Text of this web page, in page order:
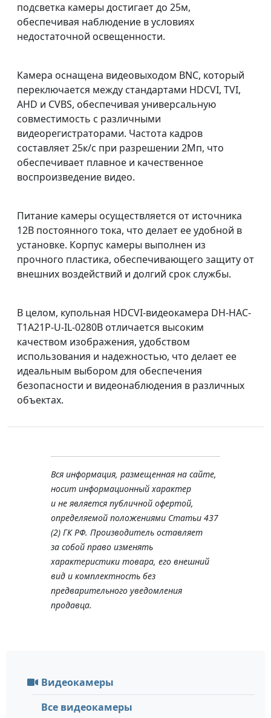
подсветка камеры достигает до 25м,
обеспечивая наблюдение в условиях
недостаточной освещенности.
Камера оснащена видеовыходом BNC, который
переключается между стандартами HDCVI, TVI,
AHD и CVBS, обеспечивая универсальную
совместимость с различными
видеорегистраторами. Частота кадров
составляет 25к/с при разрешении 2Мп, что
обеспечивает плавное и качественное
воспроизведение видео.
Питание камеры осуществляется от источника
12В постоянного тока, что делает ее удобной в
установке. Корпус камеры выполнен из
прочного пластика, обеспечивающего защиту от
внешних воздействий и долгий срок службы.
В целом, купольная HDCVI-видеокамера DH-HAC-
T1A21P-U-IL-0280B отличается высоким
качеством изображения, удобством
использования и надежностью, что делает ее
идеальным выбором для обеспечения
безопасности и видеонаблюдения в различных
объектах.
Вся информация, размещенная на сайте,
носит информационный характер
и не является публичной офертой,
определяемой положениями Статьи 437
(2) ГК РФ. Производитель оставляет
за собой право изменять
характеристики товара, его внешний
вид и комплектность без
предварительного уведомления
продавца.
Видеокамеры
Все видеокамеры